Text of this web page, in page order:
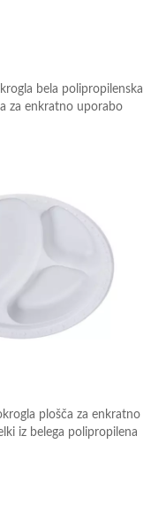
bela polipropilenska
za enkratno uporabo
plošča za enkratno
iz belega polipropilena